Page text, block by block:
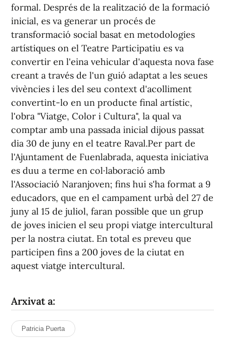
formal. Després de la realització de la formació
inicial, es va generar un procés de
transformació social basat en metodologies
artístiques on el Teatre Participatiu es va
convertir en l'eina vehicular d'aquesta nova fase
creant a través de l'un guió adaptat a les seues
vivències i les del seu context d'acolliment
convertint-lo en un producte final artístic,
l'obra "Viatge, Color i Cultura", la qual va
comptar amb una passada inicial dijous passat
dia 30 de juny en el teatre Raval.Per part de
l'Ajuntament de Fuenlabrada, aquesta iniciativa
es duu a terme en col·laboració amb
l'Associació Naranjoven; fins hui s'ha format a 9
educadors, que en el campament urbà del 27 de
juny al 15 de juliol, faran possible que un grup
de joves inicien el seu propi viatge intercultural
per la nostra ciutat. En total es preveu que
participen fins a 200 joves de la ciutat en
aquest viatge intercultural.
Arxivat a:
Patricia Puerta